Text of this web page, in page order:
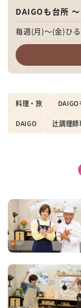
DAIGOも台所
毎週(月)～(金)ひ
料理・旅
DAIGO 辻調理